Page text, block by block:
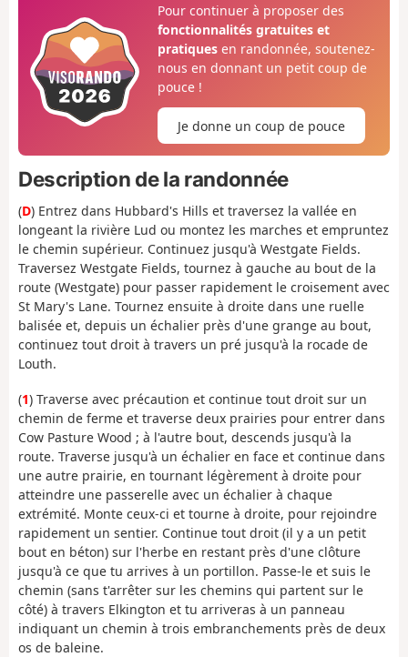
Pour continuer à proposer des
fonctionnalités gratuites et
pratiquesen randonnée, soutenez-
nous en donnant un petit coup de
pouce !
Je donne un coup de pouce
Description de la randonnée
(D) Entrez dans Hubbard's Hills et traversez la vallée en
longeant la rivière Lud ou montez les marches et empruntez
le chemin supérieur. Continuez jusqu'à Westgate Fields.
Traversez Westgate Fields, tournez à gauche au bout de la
route (Westgate) pour passer rapidement le croisement avec
St Mary's Lane. Tournez ensuite à droite dans une ruelle
balisée et, depuis un échalier près d'une grange au bout,
continuez tout droit à travers un pré jusqu'à la rocade de
Louth.
(1) Traverse avec précaution et continue tout droit sur un
chemin de ferme et traverse deux prairies pour entrer dans
Cow Pasture Wood ; à l'autre bout, descends jusqu'à la
route. Traverse jusqu'à un échalier en face et continue dans
une autre prairie, en tournant légèrement à droite pour
atteindre une passerelle avec un échalier à chaque
extrémité. Monte ceux-ci et tourne à droite, pour rejoindre
rapidement un sentier. Continue tout droit (il y a un petit
bout en béton) sur l'herbe en restant près d'une clôture
jusqu'à ce que tu arrives à un portillon. Passe-le et suis le
chemin (sans t'arrêter sur les chemins qui partent sur le
côté) à travers Elkington et tu arriveras à un panneau
indiquant un chemin à trois embranchements près de deux
os de baleine.